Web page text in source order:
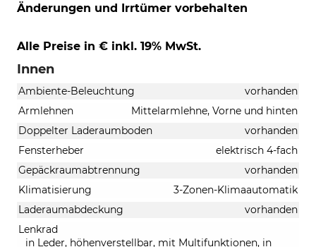
Änderungen und Irrtümer vorbehalten
Alle Preise in € inkl. 19% MwSt.
Innen
Ambiente-Beleuchtung
vorhanden
Armlehnen
Mittelarmlehne, Vorne und hinten
Doppelter Laderaumboden
vorhanden
Fensterheber
elektrisch 4-fach
Gepäckraumabtrennung
vorhanden
Klimatisierung
3-Zonen-Klimaautomatik
Laderaumabdeckung
vorhanden
Lenkrad
in Leder, höhenverstellbar, mit Multifunktionen, in